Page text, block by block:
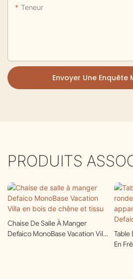
Teneur
Envoyer Une Enquête
PRODUITS
Chaise De Salle À Manger
Defaico MonoBase Vacation Villa
Table
En